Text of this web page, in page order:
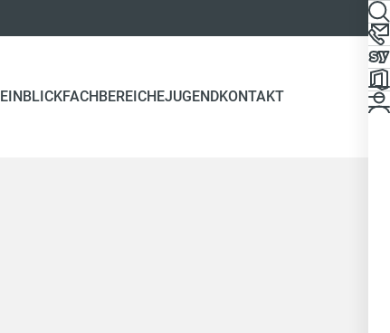
EINBLICKFACHBEREICHEJUGENDKONTAKT